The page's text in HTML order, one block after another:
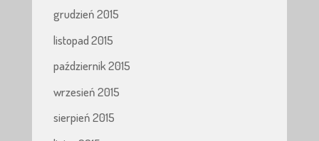
grudzień 2015
listopad 2015
październik 2015
wrzesień 2015
sierpień 2015